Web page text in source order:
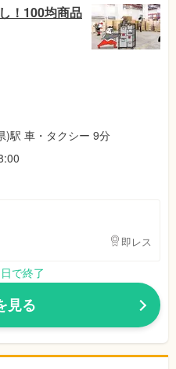
！100均商品
)駅 車・タクシー 9分
即レス
で終了
見る